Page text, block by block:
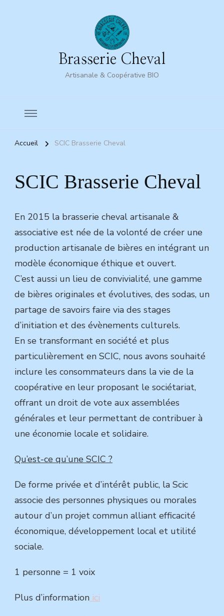
Brasserie Cheval
Artisanale & Coopérative BIO
Accueil SCIC Brasserie Cheval
SCIC Brasserie Cheval
En 2015 la brasserie cheval artisanale &
associative est née de la volonté de créer une
production artisanale de bières en intégrant un
modèle économique éthique et ouvert.
C’est aussi un lieu de convivialité, une gamme
de bières originales et évolutives, des sodas, un
partage de savoirs faire via des stages
d’initiation et des évènements culturels.
En se transformant en société et plus
particulièrement en SCIC, nous avons souhaité
inclure les consommateurs dans la vie de la
coopérative en leur proposant le sociétariat,
offrant un droit de vote aux assemblées
générales et leur permettant de contribuer à
une économie locale et solidaire.
Qu’est-ce qu’une SCIC ?
De forme privée et d’intérêt public, la Scic
associe des personnes physiques ou morales
autour d’un projet commun alliant efficacité
économique, développement local et utilité
sociale.
1 personne = 1 voix
Plus d’information ici